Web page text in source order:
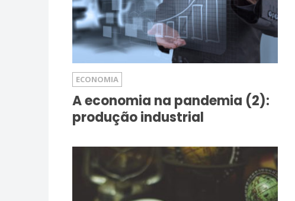
ECONOMIA
A economia na pandemia (2):
produção industrial